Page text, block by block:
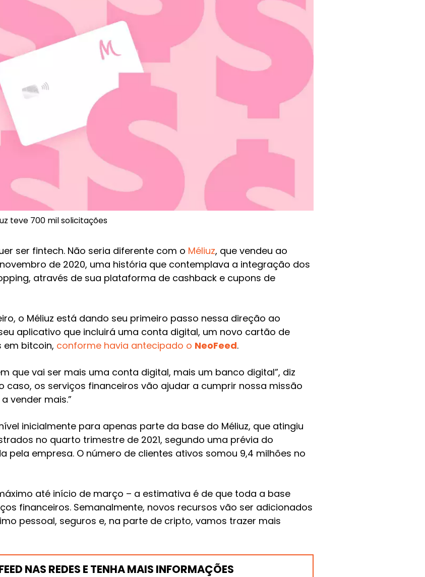
teve 700 mil solicitações
ser fintech. Não seria diferente com o Méliuz, que vendeu ao
de 2020, uma história que contemplava a integração dos
através de sua plataforma de cashback e cupons de
o Méliuz está dando seu primeiro passo nessa direção ao
aplicativo que incluirá uma conta digital, um novo cartão de
em bitcoin, conforme havia antecipado o NeoFeed.
que vai ser mais uma conta digital, mais um banco digital”, diz
caso, os serviços financeiros vão ajudar a cumprir nossa missão
vender mais.”
inicialmente para apenas parte da base do Méliuz, que atingiu
no quarto trimestre de 2021, segundo uma prévia do
pela empresa. O número de clientes ativos somou 9,4 milhões no
até início de março – a estimativa é de que toda a base
financeiros. Semanalmente, novos recursos vão ser adicionados
pessoal, seguros e, na parte de cripto, vamos trazer mais
NAS REDES E TENHA MAIS INFORMAÇÕES